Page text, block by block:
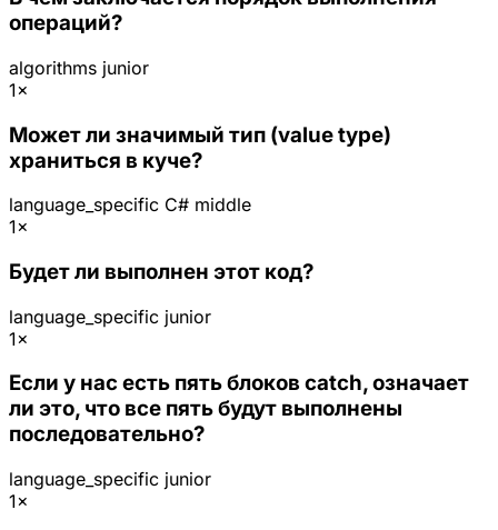
операций?
algorithms junior
1×
Может ли значимый тип (value type)
храниться в куче?
language_specific C# middle
1×
Будет ли выполнен этот код?
language_specific junior
1×
Если у нас есть пять блоков catch, означает
ли это, что все пять будут выполнены
последовательно?
language_specific junior
1×